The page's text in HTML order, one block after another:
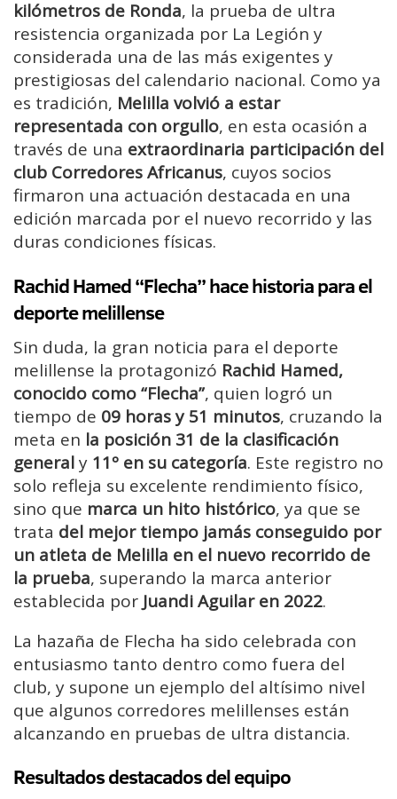
kilómetros de Ronda, la prueba de ultra
resistencia organizada por La Legión y
considerada una de las más exigentes y
prestigiosas del calendario nacional. Como ya
es tradición, Melilla volvió a estar
representada con orgullo, en esta ocasión a
través de una extraordinaria participación del
club Corredores Africanus, cuyos socios
firmaron una actuación destacada en una
edición marcada por el nuevo recorrido y las
duras condiciones físicas.
Rachid Hamed “Flecha” hace historia para el
deporte melillense
Sin duda, la gran noticia para el deporte
melillense la protagonizó Rachid Hamed,
conocido como “Flecha”, quien logró un
tiempo de 09 horas y 51 minutos, cruzando la
meta en la posición 31 de la clasificación
generaly 11º en su categoría. Este registro no
solo refleja su excelente rendimiento físico,
sino que marca un hito histórico, ya que se
trata del mejor tiempo jamás conseguido por
un atleta de Melilla en el nuevo recorrido de
la prueba, superando la marca anterior
establecida por Juandi Aguilar en 2022.
La hazaña de Flecha ha sido celebrada con
entusiasmo tanto dentro como fuera del
club, y supone un ejemplo del altísimo nivel
que algunos corredores melillenses están
alcanzando en pruebas de ultra distancia.
Resultados destacados del equipo